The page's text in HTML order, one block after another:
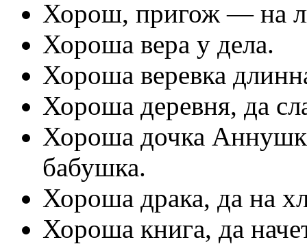
Хорош, пригож — на
Хороша вера у дела.
Хороша веревка
Хороша деревня, да
Хороша дочка
бабушка.
Хороша драка, да на
Хороша книга, да